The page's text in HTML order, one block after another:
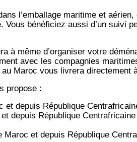
l’emballage maritime et
bénéficiez aussi d’un suivi
à même d’organiser votre
avec les compagnies
Maroc vous livrera directement
propose :
et depuis République
depuis République
Maroc et depuis République